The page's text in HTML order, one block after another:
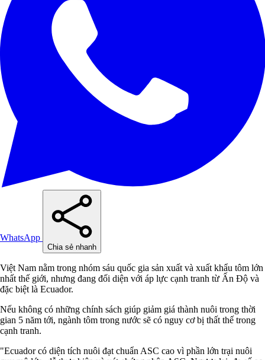
WhatsApp
Chia sẻ nhanh
Việt Nam nằm trong nhóm sáu quốc gia sản xuất và xuất khẩu tôm lớn
nhất thế giới, nhưng đang đối diện với áp lực cạnh tranh từ Ấn Độ và
đặc biệt là Ecuador.
Nếu không có những chính sách giúp giảm giá thành nuôi trong thời
gian 5 năm tới, ngành tôm trong nước sẽ có nguy cơ bị thất thế trong
cạnh tranh.
"Ecuador có diện tích nuôi đạt chuẩn ASC cao vì phần lớn trại nuôi